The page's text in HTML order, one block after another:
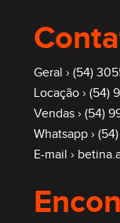
Geral › (54)
Locação › (54)
Vendas › (54)
Whatsapp ›
E-mail ›